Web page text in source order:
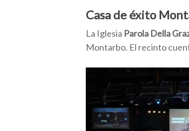
Casa de éxito
La Iglesia Parola Della
Montarbo. El recinto